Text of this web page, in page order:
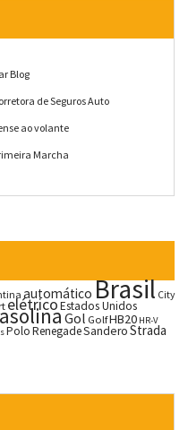
Blog
de Seguros Auto
ao volante
Marcha
automáticoBrasil City
elétricoEstados Unidos
Gol GolfHB20 HR-V
PoloRenegadeSanderoStrada